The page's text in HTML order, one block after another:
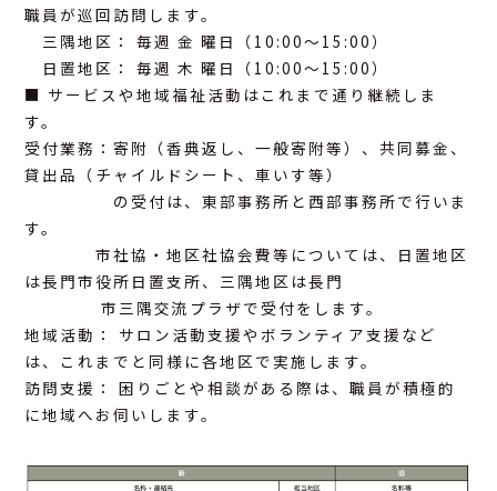
職員が巡回訪問します。
三隅地区： 毎週 金 曜日（10:00～15:00）
日置地区： 毎週 木 曜日（10:00～15:00）
■ サービスや地域福祉活動はこれまで通り継続しま
す。
受付業務：寄附（香典返し、一般寄附等）、共同募金、
貸出品（チャイルドシート、車いす等）
の受付は、東部事務所と西部事務所で行いま
す。
市社協・地区社協会費等については、日置地区
は長門市役所日置支所、三隅地区は長門
市三隅交流プラザで受付をします。
地域活動： サロン活動支援やボランティア支援など
は、これまでと同様に各地区で実施します。
訪問支援： 困りごとや相談がある際は、職員が積極的
に地域へお伺いします。